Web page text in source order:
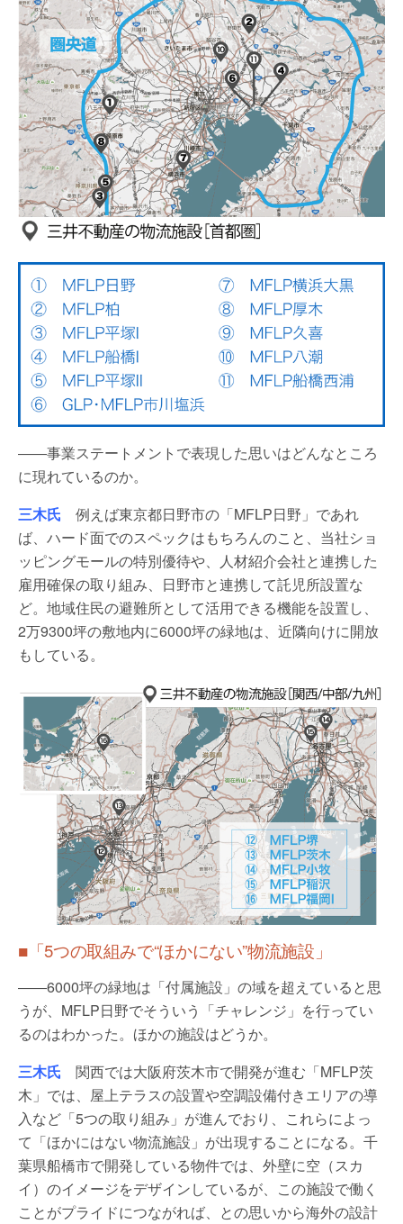
――事業ステートメントで表現した思いはどんなところ
に現れているのか。
三木氏 例えば東京都日野市の「MFLP日野」であれ
ば、ハード面でのスペックはもちろんのこと、当社ショ
ッピングモールの特別優待や、人材紹介会社と連携した
雇用確保の取り組み、日野市と連携して託児所設置な
ど。地域住民の避難所として活用できる機能を設置し、
2万9300坪の敷地内に6000坪の緑地は、近隣向けに開放
もしている。
■「5つの取組みで“ほかにない”物流施設」
――6000坪の緑地は「付属施設」の域を超えていると思
うが、MFLP日野でそういう「チャレンジ」を行ってい
るのはわかった。ほかの施設はどうか。
三木氏 関西では大阪府茨木市で開発が進む「MFLP茨
木」では、屋上テラスの設置や空調設備付きエリアの導
入など「5つの取り組み」が進んでおり、これらによっ
て「ほかにはない物流施設」が出現することになる。千
葉県船橋市で開発している物件では、外壁に空（スカ
イ）のイメージをデザインしているが、この施設で働く
ことがプライドにつながれば、との思いから海外の設計